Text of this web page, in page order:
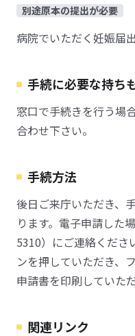
別途原本の提出が必要
病院でいただく妊娠届
手続に必要な持ち
窓口で手続きを行う場
合わせ下さい。
手続方法
後日ご来庁いただき、
ります。電子申請した
5310）にご連絡くださ
ンを押していただき、
申請書を印刷していた
関連リンク